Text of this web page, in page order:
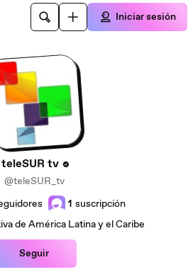
Iniciar sesión
teleSUR tv
@teleSUR_tv
1 suscripción
de América Latina y el Caribe
Seguir